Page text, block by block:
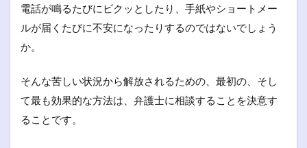
電話が鳴るたびにビクッとしたり、手紙やショートメー
ルが届くたびに不安になったりするのではないでしょう
か。
そんな苦しい状況から解放されるための、最初の、そし
て最も効果的な方法は、弁護士に相談することを決意す
ることです。